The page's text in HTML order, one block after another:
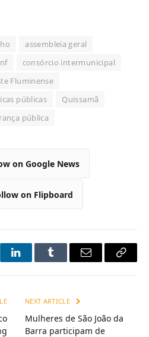
assembleia geral
consórcio intermunicipal
Fluminense
públicas
Quissamã
pública
on Google News
on Flipboard
LinkedInTumblr Email
Copy
NEXT ARTICLE
Mulheres de São João da
Barra participam de